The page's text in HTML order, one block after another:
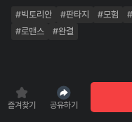
온 임무는 한 귀족 휘안의 시종
라고 알고 있음에도 불구하고
#빅토리안 #판타지 #모험
#로맨스
#완결
즐겨찾기 공유하기